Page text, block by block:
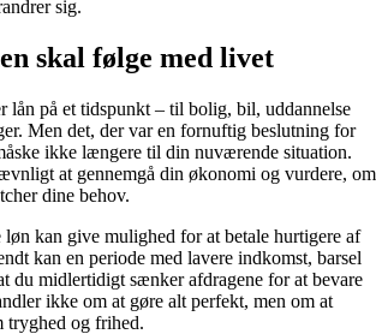
sig.
skal følge med livet
lån på et tidspunkt – til bolig, bil, uddannelse
Men det, der var en fornuftig beslutning for
ikke længere til din nuværende situation.
at gennemgå din økonomi og vurdere, om
dine behov.
kan give mulighed for at betale hurtigere af
kan en periode med lavere indkomst, barsel
du midlertidigt sænker afdragene for at bevare
ikke om at gøre alt perfekt, men om at
tryghed og frihed.